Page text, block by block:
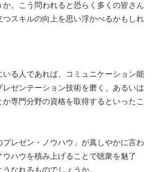
か。こう問われると恐らく多くの皆さん
つスキルの向上を思い浮かべるかもしれ
いる人であれば、コミュニケーション能
レゼンテーション技術を磨く、あるいは
専門分野の資格を取得するといったこ
プレゼン・ノウハウ」が真しやかに言わ
ハウを積み上げることで聴衆を魅了
なれるものでしょうか。